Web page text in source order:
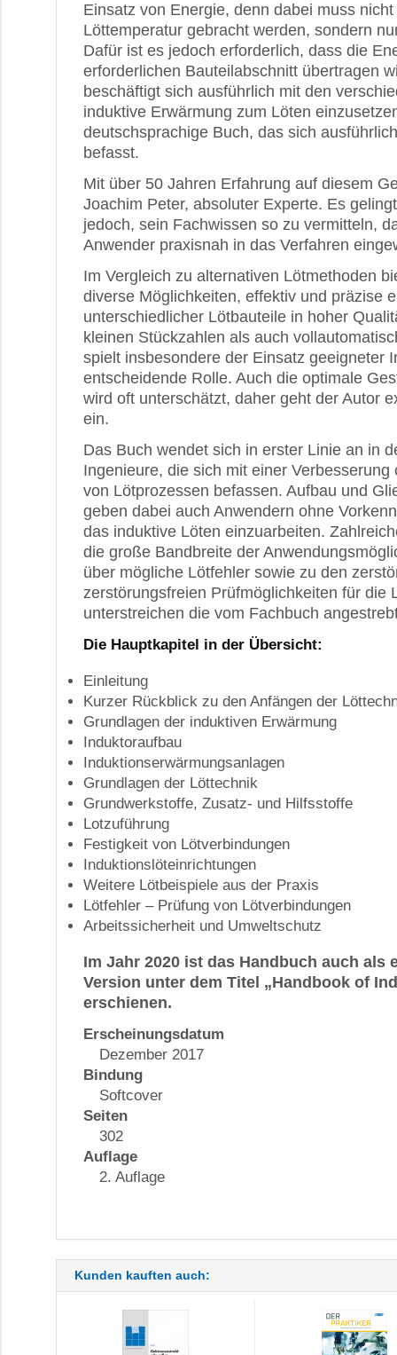
Einsatz von Energie, denn dabei muss
Löttemperatur gebracht werden, sondern
Dafür ist es jedoch erforderlich, dass die
erforderlichen Bauteilabschnitt übertragen
beschäftigt sich ausführlich mit den
induktive Erwärmung zum Löten
deutschsprachige Buch, das sich
befasst.
Mit über 50 Jahren Erfahrung auf diesem
Joachim Peter, absoluter Experte. Es
jedoch, sein Fachwissen so zu vermitteln,
Anwender praxisnah in das Verfahren
Im Vergleich zu alternativen Lötmethoden
diverse Möglichkeiten, effektiv und präzise
unterschiedlicher Lötbauteile in hoher
kleinen Stückzahlen als auch
spielt insbesondere der Einsatz geeigneter
entscheidende Rolle. Auch die optimale
wird oft unterschätzt, daher geht der Autor
ein.
Das Buch wendet sich in erster Linie an in
Ingenieure, die sich mit einer
von Lötprozessen befassen. Aufbau und
geben dabei auch Anwendern ohne
das induktive Löten einzuarbeiten.
die große Bandbreite der
über mögliche Lötfehler sowie zu den
zerstörungsfreien Prüfmöglichkeiten für die
unterstreichen die vom Fachbuch
Die Hauptkapitel in der Übersicht:
Einleitung
Kurzer Rückblick zu den Anfängen der
Grundlagen der induktiven Erwärmung
Induktoraufbau
Induktionserwärmungsanlagen
Grundlagen der Löttechnik
Grundwerkstoffe, Zusatz- und Hilfsstoffe
Lotzuführung
Festigkeit von Lötverbindungen
Induktionslöteinrichtungen
Weitere Lötbeispiele aus der Praxis
Lötfehler – Prüfung von Lötverbindungen
Arbeitssicherheit und Umweltschutz
Im Jahr 2020 ist das Handbuch auch als
Version unter dem Titel „Handbook of
erschienen.
Erscheinungsdatum
Dezember 2017
Bindung
Softcover
Seiten
302
Auflage
2. Auflage
Kunden kauften auch: